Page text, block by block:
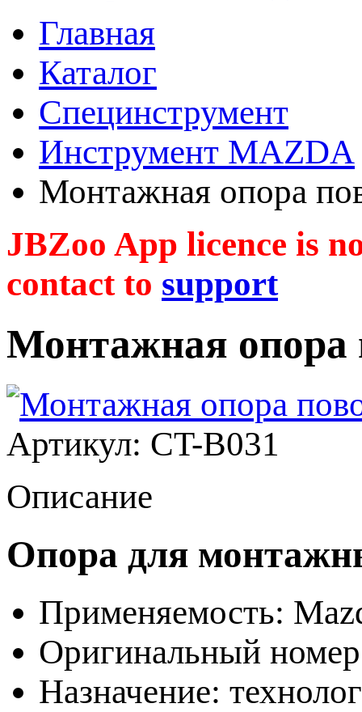
Главная
Каталог
Специнструмент
Инструмент MAZDA
Монтажная опора
JBZoo App licence is
contact to support
Монтажная опора
Артикул: CT-B031
Описание
Опора для
Применяемость:
Оригинальный
Назначение: